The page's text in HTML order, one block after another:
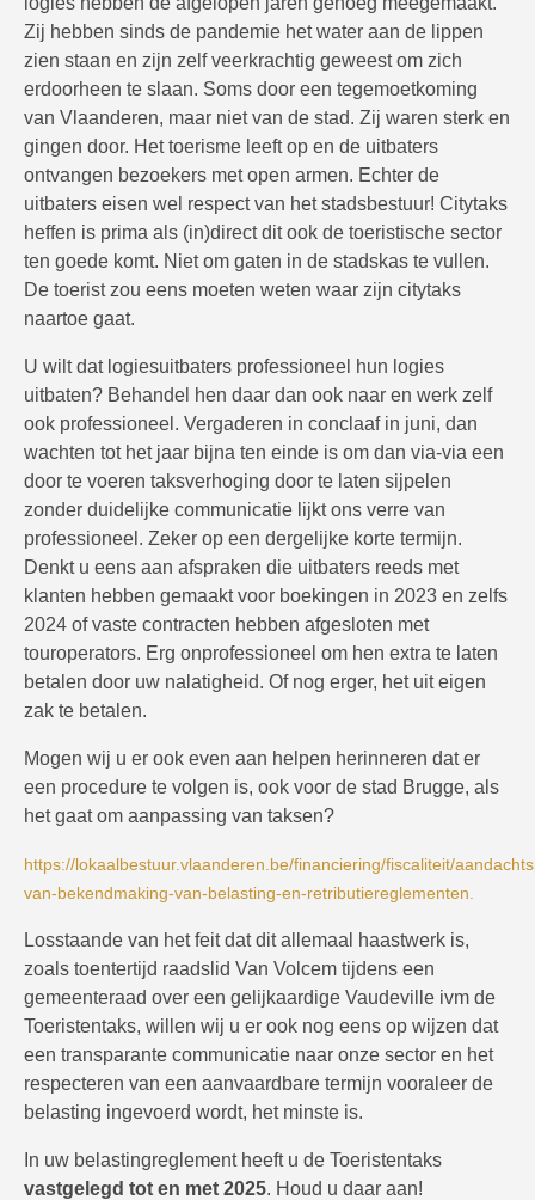
Zij hebben sinds de pandemie het water aan de lippen
zien staan en zijn zelf veerkrachtig geweest om zich
erdoorheen te slaan. Soms door een tegemoetkoming
van Vlaanderen, maar niet van de stad. Zij waren sterk en
gingen door. Het toerisme leeft op en de uitbaters
ontvangen bezoekers met open armen. Echter de
uitbaters eisen wel respect van het stadsbestuur! Citytaks
heffen is prima als (in)direct dit ook de toeristische sector
ten goede komt. Niet om gaten in de stadskas te vullen.
De toerist zou eens moeten weten waar zijn citytaks
naartoe gaat.
U wilt dat logiesuitbaters professioneel hun logies
uitbaten? Behandel hen daar dan ook naar en werk zelf
ook professioneel. Vergaderen in conclaaf in juni, dan
wachten tot het jaar bijna ten einde is om dan via-via een
door te voeren taksverhoging door te laten sijpelen
zonder duidelijke communicatie lijkt ons verre van
professioneel. Zeker op een dergelijke korte termijn.
Denkt u eens aan afspraken die uitbaters reeds met
klanten hebben gemaakt voor boekingen in 2023 en zelfs
2024 of vaste contracten hebben afgesloten met
touroperators. Erg onprofessioneel om hen extra te laten
betalen door uw nalatigheid. Of nog erger, het uit eigen
zak te betalen.
Mogen wij u er ook even aan helpen herinneren dat er
een procedure te volgen is, ook voor de stad Brugge, als
het gaat om aanpassing van taksen?
https://lokaalbestuur.vlaanderen.be/financiering/fiscaliteit/
van-bekendmaking-van-belasting-en-retributiereglementen.
Losstaande van het feit dat dit allemaal haastwerk is,
zoals toentertijd raadslid Van Volcem tijdens een
gemeenteraad over een gelijkaardige Vaudeville ivm de
Toeristentaks, willen wij u er ook nog eens op wijzen dat
een transparante communicatie naar onze sector en het
respecteren van een aanvaardbare termijn vooraleer de
belasting ingevoerd wordt, het minste is.
In uw belastingreglement heeft u de Toeristentaks
vastgelegd tot en met 2025. Houd u daar aan!